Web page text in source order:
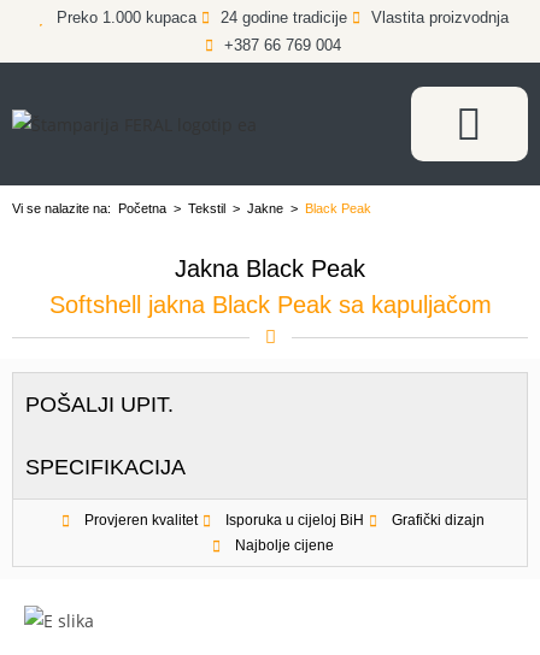
Preko 1.000 kupaca 24 godine tradicije
Vlastita proizvodnja
+387 66 769 004
Vi se nalazite na: Početna > Tekstil > Jakne > Black Peak
Jakna Black Peak
Softshell jakna Black Peak sa kapuljačom
POŠALJI UPIT.
SPECIFIKACIJA
Provjeren kvalitet Isporuka u cijeloj BiH
Grafički dizajn
Najbolje cijene